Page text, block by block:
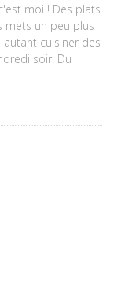
moi ! Des plats
mets un peu plus
cuisiner des
soir. Du